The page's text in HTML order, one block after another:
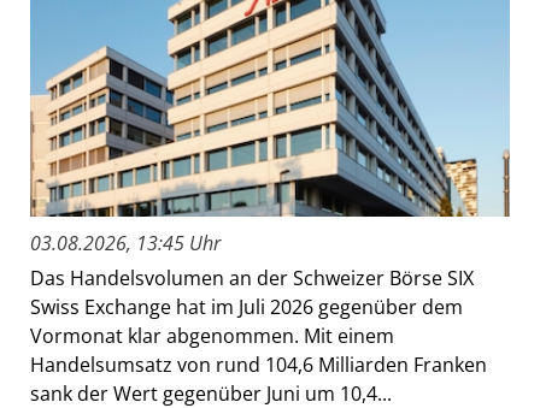
03.08.2026, 13:45 Uhr
Das Handelsvolumen an der Schweizer Börse SIX
Swiss Exchange hat im Juli 2026 gegenüber dem
Vormonat klar abgenommen. Mit einem
Handelsumsatz von rund 104,6 Milliarden Franken
sank der Wert gegenüber Juni um 10,4...